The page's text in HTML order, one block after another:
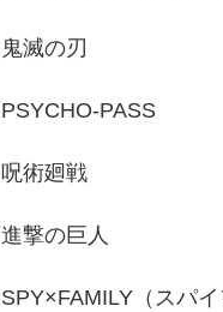
鬼滅の刃
PSYCHO-PASS
呪術廻戦
進撃の巨人
SPY×FAMILY（スパイ